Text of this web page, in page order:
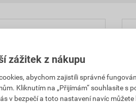
zážitek z nákupu
abychom zajistili správné
Kliknutím na „Přijímám“ souhlasíte s
v bezpečí a toto nastavení navíc